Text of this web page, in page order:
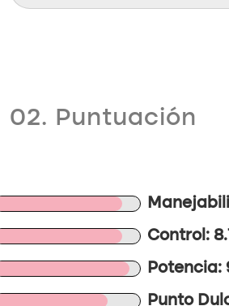
02. Puntuación
Control:
Potencia:
Punto